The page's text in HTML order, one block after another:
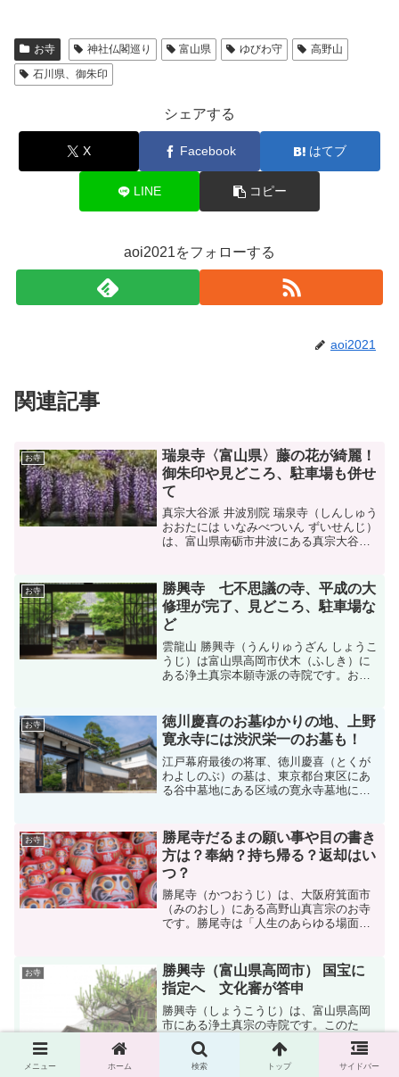
お寺 神社仏閣巡り 富山県 ゆびわ守
高野山
石川県、御朱印
シェアする
X Facebook はてブ
LINE コピー
aoi2021をフォローする
aoi2021
関連記事
お寺
瑞泉寺〈富山県〉藤の花が綺麗！
御朱印や見どころ、駐車場も併せ
て
真宗大谷派 井波別院 瑞泉寺（しんしゅう
おおたには いなみべついん ずいせんじ）
は、富山県南砺市井波にある真宗大谷派
ばれ親しまれています。春になると、藤
の花が咲くことで...
お寺
勝興寺 七不思議の寺、平成の大
修理が完了、見どころ、駐車場な
ど
雲龍山 勝興寺（うんりゅうざん しょうこ
うじ）は富山県高岡市伏木（ふしき）に
ある浄土真宗本願寺派の寺院です。お寺
修理」と言われる大規模な修理が行わ
れ、2020年（...
お寺
徳川慶喜のお墓ゆかりの地、上野
寛永寺には渋沢栄一のお墓も！
江戸幕府最後の将軍、徳川慶喜（とくが
わよしのぶ）の墓は、東京都台東区にあ
る谷中墓地にある区域の寛永寺墓地にあ
墓も同じ寛永寺にあります。元々は徳川
将軍家の家臣だった渋...
お寺
勝尾寺だるまの願い事や目の書き
方は？奉納？持ち帰る？返却はい
つ？
勝尾寺（かつおうじ）は、大阪府箕面市
（みのおし）にある高野山真言宗のお寺
です。勝尾寺は「人生のあらゆる場面に
芸事などにおいて必ず勝つ！そんな方に
お勧めのお寺です。そして...
お寺
勝興寺（富山県高岡市） 国宝に
指定へ 文化審が答申
勝興寺（しょうこうじ）は、富山県高岡
市にある浄土真宗の寺院です。このた
び、「本堂」など２棟が新たに国宝に指
定されることになりました。富山県内の
建造物が国宝に指定されるのは、平成９
メニュー ホーム 検索 トップ サイドバー